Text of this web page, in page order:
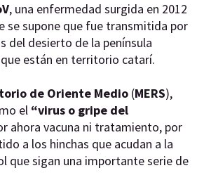
, una enfermedad surgida en 2012
se supone que fue transmitida por
del desierto de la península
están en territorio catarí.
de Oriente Medio (MERS),
el “virus o gripe del
ahora vacuna ni tratamiento, por
a los hinchas que acudan a la
que sigan una importante serie de